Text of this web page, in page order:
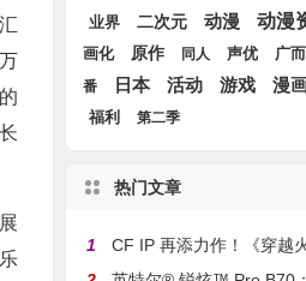
业界 二次元 动漫 动漫
画化
原作 同人 声优 广
番
日本 活动 游戏 漫
福利 第二季
热门文章
1
CF IP 再添力作！《穿越火线：潜伏》以